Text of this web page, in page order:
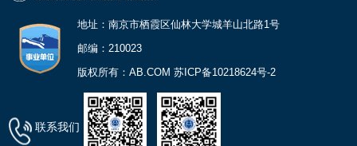
地址：南京市栖霞区仙林大学城羊山北路1号
邮编：210023
版权所有：AB.COM 苏ICP备10218624号-2
联系我们